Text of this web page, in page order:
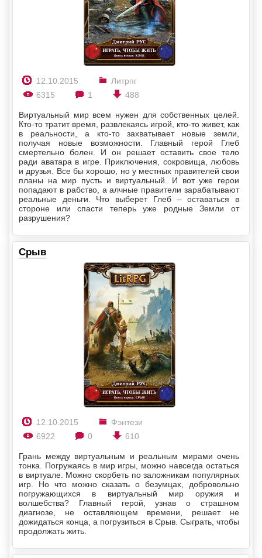
12.10.2015
Литрпг
6315
1 488
Виртуальный мир всем нужен для собственных целей.
Кто-то тратит время, развлекаясь игрой, кто-то живет, как
в реальности, а кто-то захватывает новые земли,
получая новые возможности. Главный герой Глеб
смертельно болен. И он решает оставить свое тело
ради аватара в игре. Приключения, сокровища, любовь
и друзья. Все бы хорошо, но у местных правителей свои
планы на мир пусть и виртуальный. И вот уже герои
попадают в рабство, а алчные правители зарабатывают
реальные деньги. Что выберет Глеб – оставаться в
стороне или спасти теперь уже родные Земли от
разрушения?
Срыв
12.10.2015
Фэнтези
6922
0 610
Грань между виртуальным и реальным мирами очень
тонка. Погружаясь в мир игры, можно навсегда остаться
в виртуале. Можно скорбеть по заложникам популярных
игр. Но что можно сказать о безумцах, добровольно
погружающихся в виртуальный мир оружия и
волшебства? Главный герой, узнав о страшном
диагнозе, не оставляющем времени, решает не
дожидаться конца, а погрузиться в Срыв. Сыграть, чтобы
продолжать жить.